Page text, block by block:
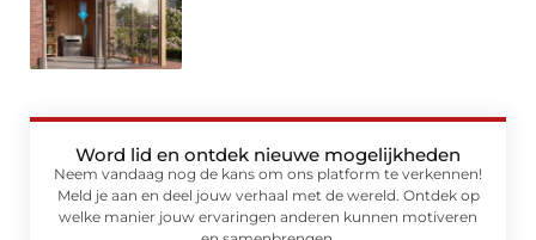
Word lid en ontdek nieuwe mogelijkheden
Neem vandaag nog de kans om ons platform te verkennen!
Meld je aan en deel jouw verhaal met de wereld. Ontdek op
welke manier jouw ervaringen anderen kunnen motiveren